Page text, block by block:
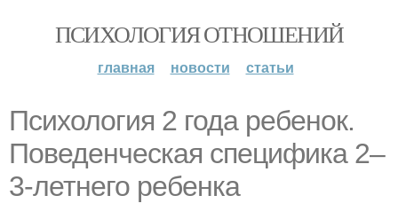
ПСИХОЛОГИЯ ОТНОШЕНИЙ
главная новости статьи
Психология 2 года ребенок.
Поведенческая специфика 2–
3-летнего ребенка